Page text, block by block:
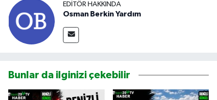
EDITÖR HAKKINDA
Osman Berkin Yardım
Bunlar da ilginizi çekebilir